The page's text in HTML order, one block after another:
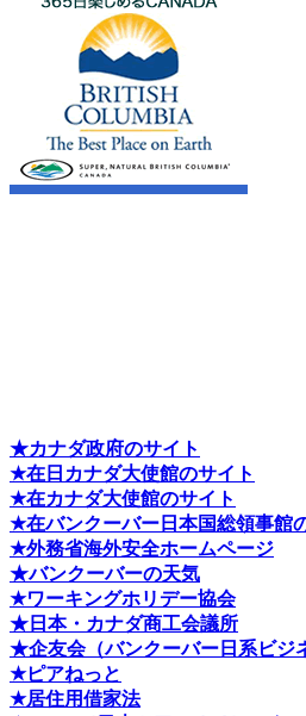
★カナダ政府のサイト
★在日カナダ大使館のサイト
★在カナダ大使館のサイト
★在バンクーバー日本国総領事館
★外務省海外安全ホームページ
★バンクーバーの天気
★ワーキングホリデー協会
★日本・カナダ商工会議所
★企友会（バンクーバー日系ビジ
★ピアねっと
★居住用借家法